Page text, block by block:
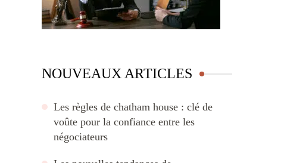
NOUVEAUX ARTICLES
Les règles de chatham house : clé de
voûte pour la confiance entre les
négociateurs